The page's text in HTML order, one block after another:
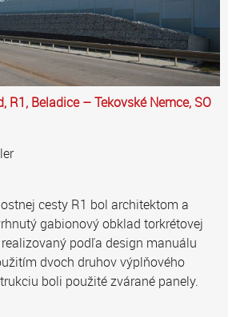
R1, Beladice – Tekovské Nemce, SO
cesty R1 bol architektom a
gabionový obklad torkrétovej
podľa design manuálu
dvoch druhov výplňového
boli použité zvárané panely.